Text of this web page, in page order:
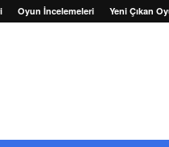
Oyun İncelemeleri Yeni Çıkan